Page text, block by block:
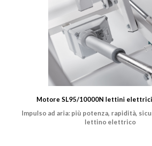
Motore SL95/10000N lettini
Impulso ad aria: più potenza, rapidità,
lettino elettrico